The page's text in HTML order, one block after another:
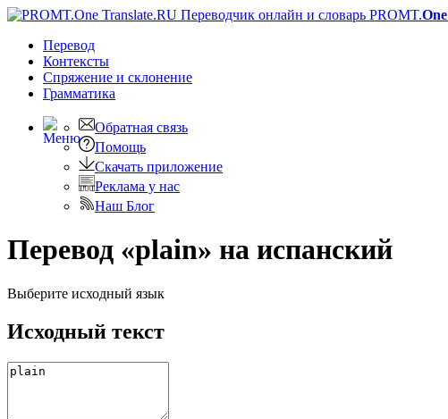
PROMT.One
Перевод
Контексты
Спряжение и склонение
Грамматика
Обратная связь
Помощь
Скачать приложение
Реклама у нас
Наш Блог
Перевод «plain» на испанский
Выберите исходный язык
Исходный текст